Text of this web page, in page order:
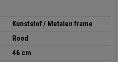
uit een stalen frame met 4 zwarte
zijn gemaakt van
Kunststof / Metalen frame
Rood
46 cm